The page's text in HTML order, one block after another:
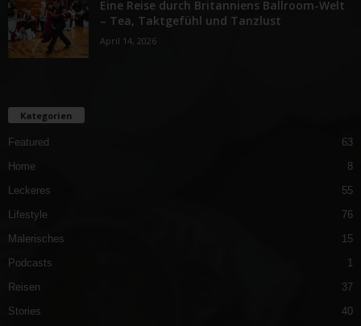
Eine Reise durch Britanniens Ballroom-Welt
– Tea, Taktgefühl und Tanzlust
April 14, 2026
Kategorien
Featured
63
Home
8
Leckeres
55
Lifestyle
76
Malerisches
15
Podcasts
1
Reisen
37
Stories
40